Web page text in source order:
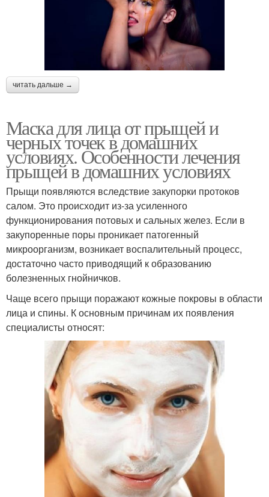
читать дальше →
Маска для лица от прыщей и
черных точек в домашних
условиях. Особенности лечения
прыщей в домашних условиях
Прыщи появляются вследствие закупорки протоков
салом. Это происходит из-за усиленного
функционирования потовых и сальных желез. Если в
закупоренные поры проникает патогенный
микроорганизм, возникает воспалительный процесс,
достаточно часто приводящий к образованию
болезненных гнойничков.
Чаще всего прыщи поражают кожные покровы в области
лица и спины. К основным причинам их появления
специалисты относят: